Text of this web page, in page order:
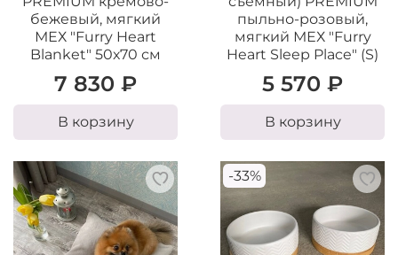
бежевый, мягкий
МЕХ "Furry Heart
Blanket" 50х70 см
7 830 ₽
В корзину
пыльно-розовый,
мягкий МЕХ "Furry
Heart Sleep Place" (S)
5 570 ₽
В корзину
-33%